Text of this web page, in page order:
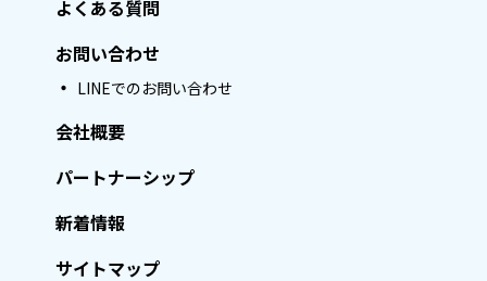
よくある質問
お問い合わせ
LINEでのお問い合わせ
会社概要
パートナーシップ
新着情報
サイトマップ